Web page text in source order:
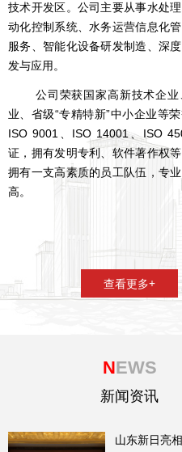
查看更多+
技术开发区。公司主要从事水处
动化控制系统、水务运营信息化
服务、智能化设备研发制造、深
发与应用。
公司荣获国家高新技术企业
业、省级“专精特新”中小企业等
ISO 9001、ISO 14001、ISO
证，拥有发明专利、软件著作权
拥有一支高素质的员工队伍，专
高。
NEWS
新闻资讯